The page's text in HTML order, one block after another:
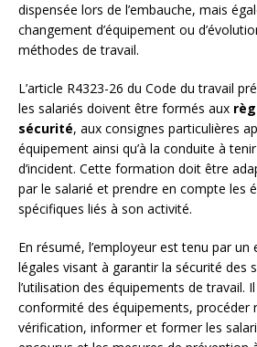
dispensée lors de l’embauche, mais
changement d’équipement ou
méthodes de travail.
L’article R4323-26 du Code du travail
les salariés doivent être formés aux
sécurité, aux consignes particulières
équipement ainsi qu’à la conduite à
d’incident. Cette formation doit être
par le salarié et prendre en compte les
spécifiques liés à son activité.
En résumé, l’employeur est tenu par un
légales visant à garantir la sécurité des
l’utilisation des équipements de travail.
conformité des équipements, procéder
vérification, informer et former les